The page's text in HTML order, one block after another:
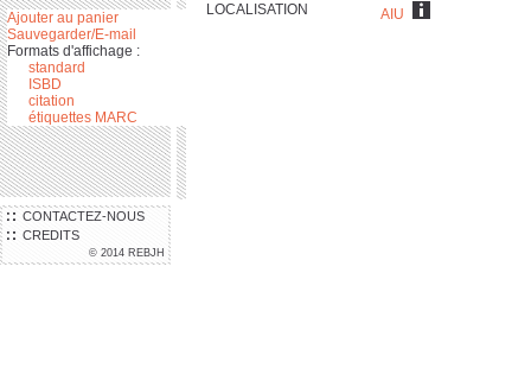
CONTACTEZ-NOUS
CREDITS
© 2014 REBJH
Ajouter au panier
Sauvegarder/E-mail
Formats d'affichage :
standard
ISBD
citation
étiquettes MARC
LOCALISATION
AIU